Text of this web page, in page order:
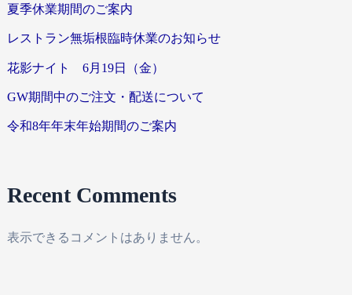
夏季休業期間のご案内
レストラン無垢根臨時休業のお知らせ
花影ナイト 6月19日（金）
GW期間中のご注文・配送について
令和8年年末年始期間のご案内
Recent Comments
表示できるコメントはありません。